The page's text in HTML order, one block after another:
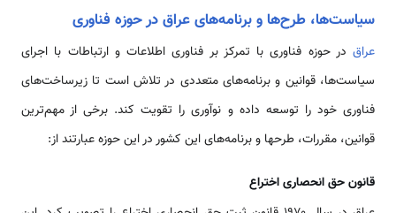
سیاست‌ها، طرح‌ها و برنامه‌های عراق در حوزه فناوری
عراق در حوزه فناوری با تمرکز بر فناوری اطلاعات و ارتباطات با اجرای
سیاست‌ها، قوانین و برنامه‌های متعددی در تلاش است تا زیرساخت‌های
فناوری خود را توسعه داده و نوآوری را تقویت کند. برخی از مهم‌ترین
قوانین، مقررات، طرحها و برنامه‌های این کشور در این حوزه عبارتند از:
قانون حق انحصاری اختراع